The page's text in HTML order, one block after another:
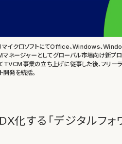
イクロソフトにてOffice、Windows、
ージャーとしてグローバル市場向け新プロ
TVCM事業の立ち上げに従事した後、フリー
発を統括。
化する「デジタルフォ